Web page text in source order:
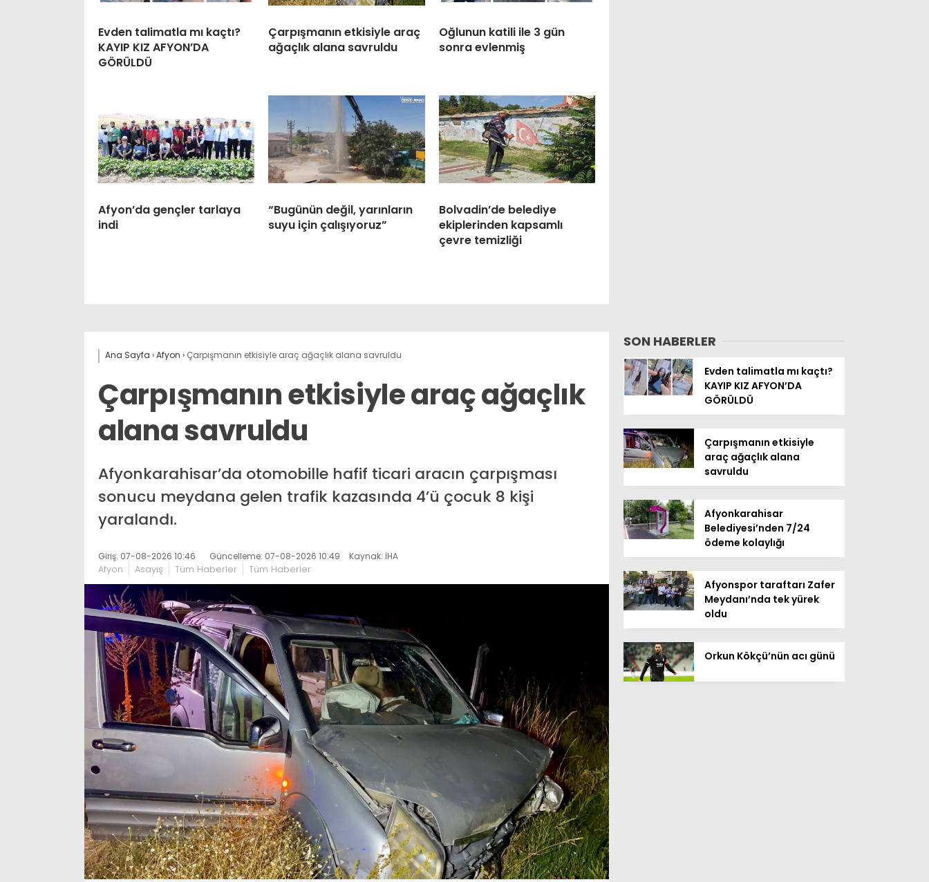
Evden talimatla mı kaçtı?
KAYIP KIZ AFYON’DA
GÖRÜLDÜ
Çarpışmanın etkisiyle araç
ağaçlık alana savruldu
Oğlunun katili ile 3 gün
sonra evlenmiş
Afyon’da gençler tarlaya
indi
“Bugünün değil, yarınların
suyu için çalışıyoruz”
Bolvadin’de belediye
ekiplerinden kapsamlı
çevre temizliği
Ana Sayfa ›Afyon › Çarpışmanın etkisiyle araç ağaçlık alana savruldu
Çarpışmanın etkisiyle araç ağaçlık
alana savruldu
Afyonkarahisar’da otomobille hafif ticari aracın çarpışması
sonucu meydana gelen trafik kazasında 4’ü çocuk 8 kişi
yaralandı.
Giriş: 07-08-2026 10:46 Güncelleme: 07-08-2026 10:49 Kaynak: İHA
Afyon Asayiş Tüm Haberler Tüm Haberler
SON HABERLER
Evden talimatla mı kaçtı?
KAYIP KIZ AFYON’DA
GÖRÜLDÜ
Çarpışmanın etkisiyle
araç ağaçlık alana
savruldu
Afyonkarahisar
Belediyesi’nden 7/24
ödeme kolaylığı
Afyonspor taraftarı Zafer
Meydanı’nda tek yürek
oldu
Orkun Kökçü’nün acı günü